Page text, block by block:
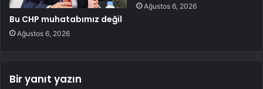
Bu CHP muhatabımız değil
Ağustos 6, 2026
Ağustos 6, 2026
Bir yanıt yazın